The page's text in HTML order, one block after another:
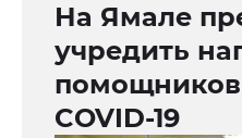
На Ямале
учредить
помощников
COVID-19